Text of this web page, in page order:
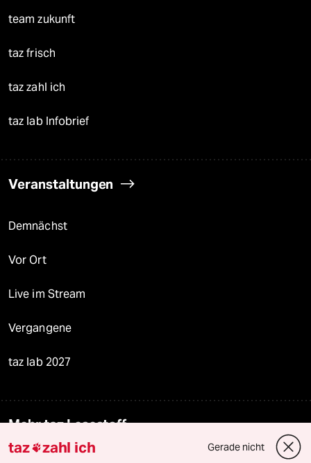
team zukunft
taz frisch
taz zahl ich
taz lab Infobrief
Veranstaltungen
Demnächst
Vor Ort
Live im Stream
Vergangene
taz lab 2027
Mehr taz Lesestoff
taz zahl ich Gerade nicht